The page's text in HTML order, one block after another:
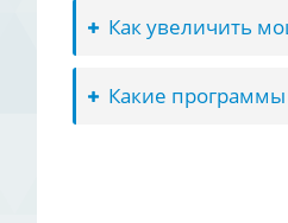
Как увеличить
Какие